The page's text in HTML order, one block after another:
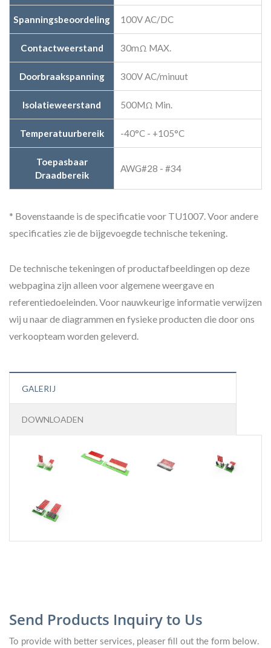
Spanningsbeoordeling 100V AC/DC
Contactweerstand 30mΩ MAX.
Doorbraakspanning 300V AC/minuut
Isolatieweerstand 500MΩ Min.
Temperatuurbereik -40°C - +105°C
Toepasbaar
Draadbereik
AWG#28 - #34
* Bovenstaande is de specificatie voor TU1007. Voor andere
specificaties zie de bijgevoegde technische tekening.
De technische tekeningen of productafbeeldingen op deze
webpagina zijn alleen voor algemene weergave en
referentiedoeleinden. Voor nauwkeurige informatie verwijzen
wij u naar de diagrammen en fysieke producten die door ons
verkoopteam worden geleverd.
GALERIJ
DOWNLOADEN